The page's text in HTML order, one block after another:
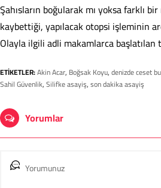
Şahısların boğularak mı yoksa farklı
kaybettiği, yapılacak otopsi işleminin
Olayla ilgili adli makamlarca
ETİKETLER:Akin Acar, Boğsak Koyu,denizde ceset
Sahil Güvenlik,Silifke asayiş,son dakika asayiş
Yorumlar